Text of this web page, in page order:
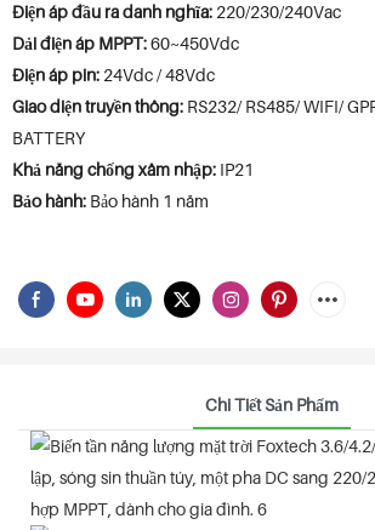
Điện áp đầu ra danh nghĩa: 220/230/240Vac
Dải điện áp MPPT:60~450Vdc
Điện áp pin: 24Vdc / 48Vdc
Giao diện truyền thông: RS232/ RS485/ WIFI/
BATTERY
Khả năng chống xâm nhập: IP21
Bảo hành: Bảo hành 1 năm
Chi Tiết Sản Phẩm